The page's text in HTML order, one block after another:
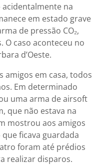
na
em estado grave
de pressão CO₂,
O caso aconteceu no
d’Oeste.
amigos em casa, todos
Em determinado
uma arma de airsoft
que não estava na
mostrou aos amigos
ficava guardada
foram até prédios
realizar disparos.